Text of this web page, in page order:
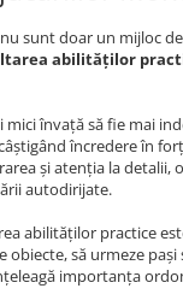
sunt doar un mijloc
abilităților
mici învață să fie mai
încredere în
și atenția la detalii,
autodirijate.
abilităților practice
obiecte, să urmeze pași
importanța